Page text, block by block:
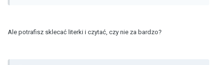
Ale potrafisz sklecać literki i czytać, czy nie za bardzo?